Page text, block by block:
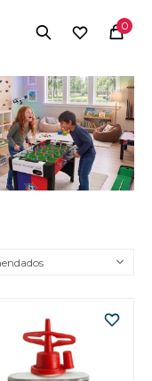
0
MI CUENTA
Electrodomésticos